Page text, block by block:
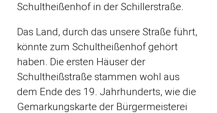
Schultheißenhof in der Schillerstraße.
Das Land, durch das unsere Straße führt,
könnte zum Schultheißenhof gehört
haben. Die ersten Häuser der
Schultheißstraße stammen wohl aus
dem Ende des 19. Jahrhunderts, wie die
Gemarkungskarte der Bürgermeisterei